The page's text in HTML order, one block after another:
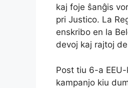
kaj foje ŝanĝis
pri Justico. La
enskribo en la
devoj kaj rajtoj
Post tiu 6-a
kampanjo kiu